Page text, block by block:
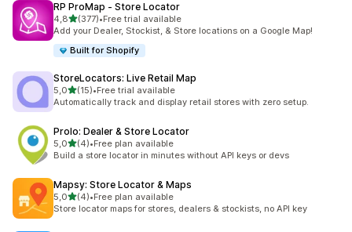
RP ProMap ‑ Store Locator
4,8na 5 gwiazdek
(377)
Łączna liczba recenzji: 377
•Free trial available
Add your Dealer, Stockist, & Store locations on a Google Map!
Built for Shopify
StoreLocators: Live Retail Map
5,0na 5 gwiazdek
(15)
Łączna liczba recenzji: 15
•Free trial available
Automatically track and display retail stores with zero setup.
Prolo: Dealer & Store Locator
5,0na 5 gwiazdek
(4)
Łączna liczba recenzji: 4
•Free plan available
Build a store locator in minutes without API keys or devs
Mapsy: Store Locator & Maps
5,0na 5 gwiazdek
(4)
Łączna liczba recenzji: 4
•Free plan available
Store locator maps for stores, dealers & stockists, no API key